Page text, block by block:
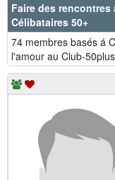
Faire des rencontres
Célibataires 50+
74 membres basés á
l'amour au Club-